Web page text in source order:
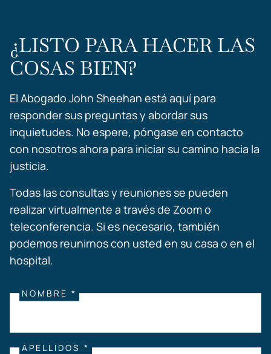
¿LISTO PARA HACER LAS
COSAS BIEN?
El Abogado John Sheehan está aquí para
responder sus preguntas y abordar sus
inquietudes. No espere, póngase en contacto
con nosotros ahora para iniciar su camino hacia la
justicia.
Todas las consultas y reuniones se pueden
realizar virtualmente a través de Zoom o
teleconferencia. Si es necesario, también
podemos reunirnos con usted en su casa o en el
hospital.
NOMBRE *
APELLIDOS *